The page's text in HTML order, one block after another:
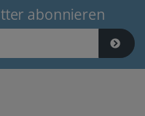
abonnieren